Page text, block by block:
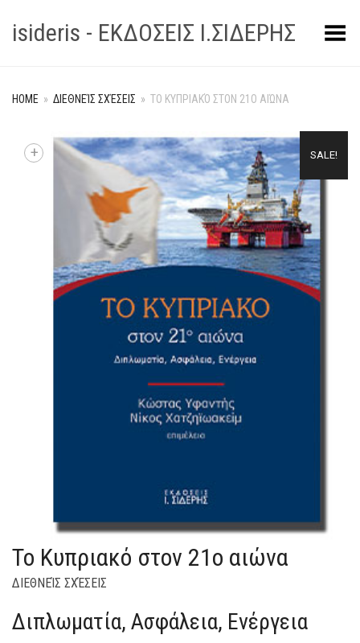
isideris - ΕΚΔΟΣΕΙΣ Ι.ΣΙΔΕΡΗΣToggle Menu
HOME » ΔΙΕΘΝΕΊΣ ΣΧΈΣΕΙΣ » ΤΟ ΚΥΠΡΙΑΚΌ ΣΤΟΝ 21Ο ΑΙΏΝΑ
SALE!
+
Το Κυπριακό στον 21ο αιώνα
ΔΙΕΘΝΕΊΣ ΣΧΈΣΕΙΣ
Διπλωματία, Ασφάλεια, Ενέργεια